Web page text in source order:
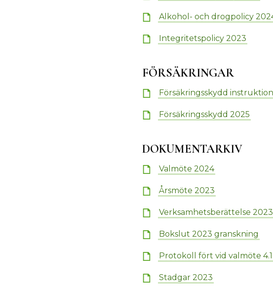
Alkohol- och drogpolicy
Integritetspolicy 2023
FÖRSÄKRINGAR
Försäkringsskydd instruktion
Försäkringsskydd 2025
DOKUMENTARKIV
Valmöte 2024
Årsmöte 2023
Verksamhetsberättelse 2023
Bokslut 2023 granskning
Protokoll fört vid valmöte
Stadgar 2023